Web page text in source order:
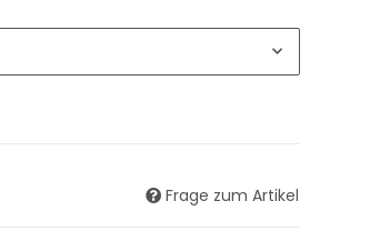
Frage zum Artikel